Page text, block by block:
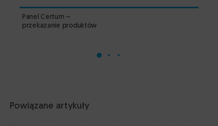
Panel Certum –
przekazanie produktów
Powiązane artykuły